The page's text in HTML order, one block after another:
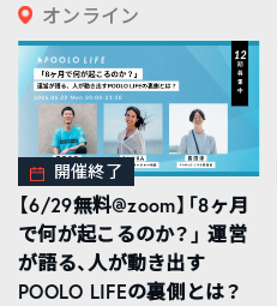
オンライン
開催終了
【6/29無料@zoom】「8ヶ月
で何が起こるのか？」 運営
が語る、人が動き出す
POOLO LIFEの裏側とは？